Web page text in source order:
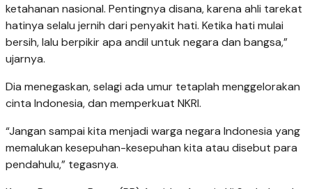
ketahanan nasional. Pentingnya disana, karena ahli tarekat
hatinya selalu jernih dari penyakit hati. Ketika hati mulai
bersih, lalu berpikir apa andil untuk negara dan bangsa,”
ujarnya.
Dia menegaskan, selagi ada umur tetaplah menggelorakan
cinta Indonesia, dan memperkuat NKRI.
“Jangan sampai kita menjadi warga negara Indonesia yang
memalukan kesepuhan-kesepuhan kita atau disebut para
pendahulu,” tegasnya.